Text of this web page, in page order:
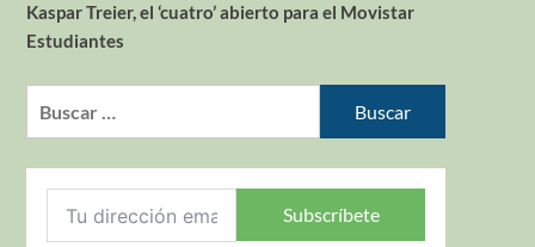
Kaspar Treier, el ‘cuatro’ abierto para el Movistar
Estudiantes
Subscríbete